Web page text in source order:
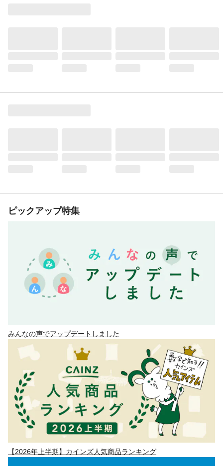
ピックアップ特集
みんなの声でアップデートしました
【2026年上半期】カインズ人気商品ランキング